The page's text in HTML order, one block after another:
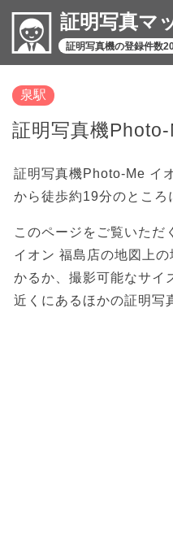
証明写真マ
証明写真機の登録件数
泉駅
証明写真機
証明写真機Photo-Me イ
から徒歩約19分のところ
このページをご覧いた
イオン 福島店の地図上
かるか、撮影可能なサイ
近くにあるほかの証明写